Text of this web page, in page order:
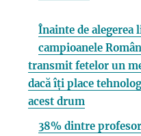
Înainte de alegerea
campioanele
transmit fetelor un
dacă îți place
acest drum
38% dintre